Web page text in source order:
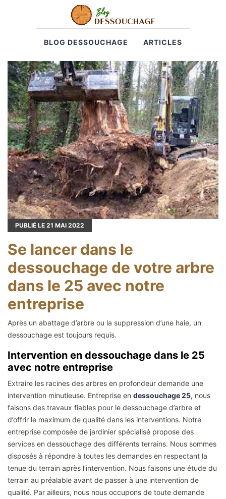
BLOG DESSOUCHAGE ARTICLES
PUBLIÉ LE 21 MAI 2022
Se lancer dans le
dessouchage de votre arbre
dans le 25 avec notre
entreprise
Après un abattage d’arbre ou la suppression d’une haie, un
dessouchage est toujours requis.
Intervention en dessouchage dans le 25
avec notre entreprise
Extraire les racines des arbres en profondeur demande une
intervention minutieuse. Entreprise en dessouchage 25, nous
faisons des travaux fiables pour le dessouchage d’arbre et
d’offrir le maximum de qualité dans les interventions. Notre
entreprise composée de jardinier spécialisé propose des
services en dessouchage des différents terrains. Nous sommes
disposés à répondre à toutes les demandes en respectant la
tenue du terrain après l’intervention. Nous faisons une étude du
terrain au préalable avant de passer à une intervention de
qualité. Par ailleurs, nous nous occupons de toute demande